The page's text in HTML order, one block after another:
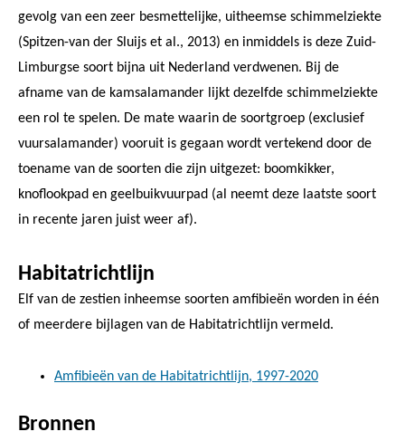
gevolg van een zeer besmettelijke, uitheemse schimmelziekte
(Spitzen-van der Sluijs et al., 2013) en inmiddels is deze Zuid-
Limburgse soort bijna uit Nederland verdwenen. Bij de
afname van de kamsalamander lijkt dezelfde schimmelziekte
een rol te spelen. De mate waarin de soortgroep (exclusief
vuursalamander) vooruit is gegaan wordt vertekend door de
toename van de soorten die zijn uitgezet: boomkikker,
knoflookpad en geelbuikvuurpad (al neemt deze laatste soort
in recente jaren juist weer af).
Habitatrichtlijn
Elf van de zestien inheemse soorten amfibieën worden in één
of meerdere bijlagen van de Habitatrichtlijn vermeld.
Amfibieën van de Habitatrichtlijn, 1997-2020
Bronnen